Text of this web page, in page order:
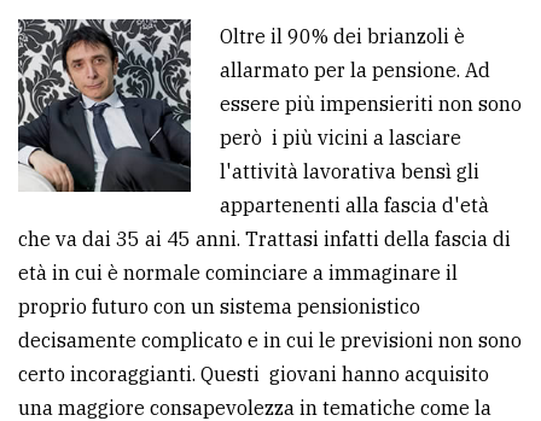
Per
la
tua
pubblicità
CERCA
Cerca
per
comune
Ricerca
avanzata
Oltre il 90% dei brianzoli è
allarmato per la pensione. Ad
essere più impensieriti non sono
però i più vicini a lasciare
l'attività lavorativa bensì gli
appartenenti alla fascia d'età
che va dai 35 ai 45 anni. Trattasi infatti della fascia di
età in cui è normale cominciare a immaginare il
proprio futuro con un sistema pensionistico
decisamente complicato e in cui le previsioni non sono
certo incoraggianti. Questi giovani hanno acquisito
una maggiore consapevolezza in tematiche come la